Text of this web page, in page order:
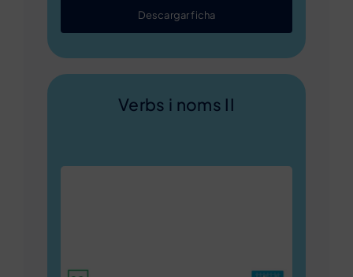
Descargar ficha
Verbs i noms II